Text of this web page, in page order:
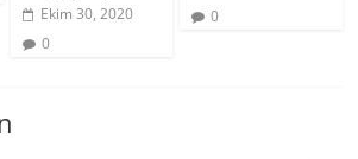
Ekim 30, 2020
0
0